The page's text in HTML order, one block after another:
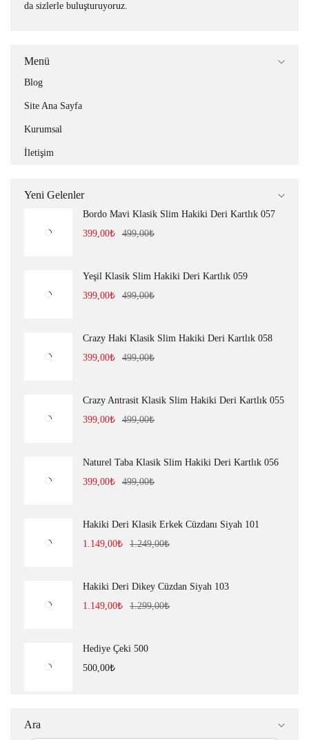
da sizlerle buluşturuyoruz.
Menü
Blog
Site Ana Sayfa
Kurumsal
İletişim
Yeni Gelenler
Bordo Mavi Klasik Slim Hakiki Deri Kartlık 057
499,00₺
399,00₺
Yeşil Klasik Slim Hakiki Deri Kartlık 059
499,00₺
399,00₺
Crazy Haki Klasik Slim Hakiki Deri Kartlık 058
499,00₺
399,00₺
Crazy Antrasit Klasik Slim Hakiki Deri Kartlık 055
499,00₺
399,00₺
Naturel Taba Klasik Slim Hakiki Deri Kartlık 056
499,00₺
399,00₺
Hakiki Deri Klasik Erkek Cüzdanı Siyah 101
1.249,00₺
1.149,00₺
Hakiki Deri Dikey Cüzdan Siyah 103
1.299,00₺
1.149,00₺
Hediye Çeki 500
500,00₺
Ara